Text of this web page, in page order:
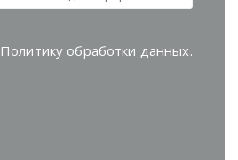
Политику обработки данных.